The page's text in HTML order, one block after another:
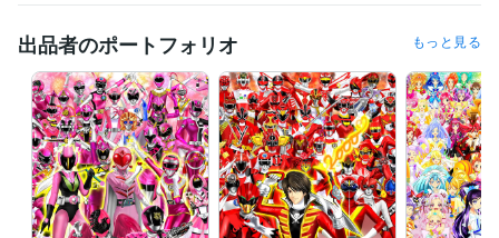
ご理解いただけますと幸いです。
受賞歴
ネットでイラスト＆コミック公開
プログラミング言語・フレームワーク
COBOL:1年
ビジネス・クリエイティブツール
出品者のポートフォリオ もっと見る